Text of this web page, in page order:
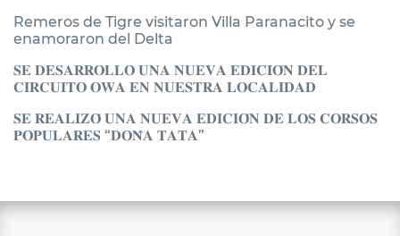
Remeros de Tigre visitaron Villa Paranacito y se
enamoraron del Delta
𝐒𝐄 𝐃𝐄𝐒𝐀𝐑𝐑𝐎𝐋𝐋𝐎̀ 𝐔𝐍𝐀 𝐍𝐔𝐄𝐕𝐀 𝐄𝐃𝐈𝐂𝐈𝐎́𝐍 𝐃𝐄𝐋
𝐂𝐈𝐑𝐂𝐔𝐈𝐓𝐎 𝐎𝐖𝐀 𝐄𝐍 𝐍𝐔𝐄𝐒𝐓𝐑𝐀 𝐋𝐎𝐂𝐀𝐋𝐈𝐃𝐀𝐃
𝐒𝐄 𝐑𝐄𝐀𝐋𝐈𝐙𝐎́ 𝐔𝐍𝐀 𝐍𝐔𝐄𝐕𝐀 𝐄𝐃𝐈𝐂𝐈𝐎́𝐍 𝐃𝐄 𝐋𝐎𝐒 𝐂𝐎𝐑𝐒𝐎𝐒
𝐏𝐎𝐏𝐔𝐋𝐀𝐑𝐄𝐒 “𝐃𝐎𝐍̃𝐀 𝐓𝐀𝐓𝐀”